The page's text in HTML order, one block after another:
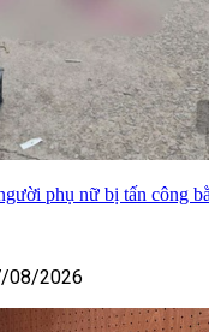
phụ nữ bị tấn công
08/2026